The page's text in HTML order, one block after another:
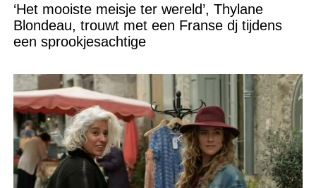
‘Het mooiste meisje ter wereld’, Thylane
Blondeau, trouwt met een Franse dj tijdens
een sprookjesachtige